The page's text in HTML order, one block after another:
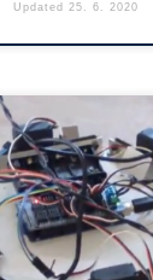
Updated 25. 6. 2020
subject is to build […]